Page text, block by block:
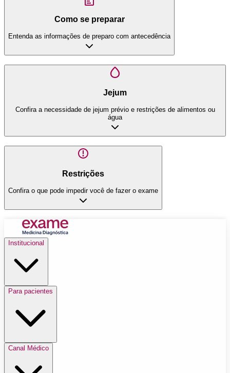
Como se preparar
Entenda as informações de preparo com antecedência
Jejum
Confira a necessidade de jejum prévio e restrições de alimentos ou
água
Restrições
Confira o que pode impedir você de fazer o exame
Institucional
Para pacientes
Canal Médico